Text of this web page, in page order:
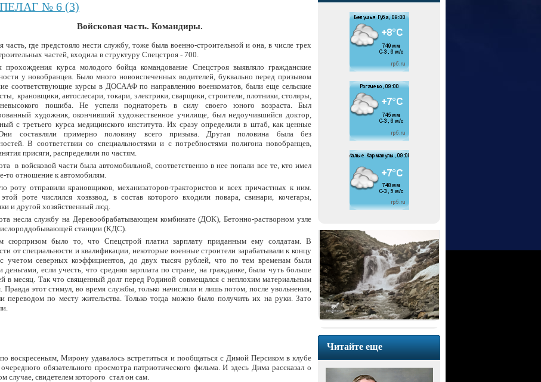
№ 6 (3)
Войсковая часть. Командиры.
часть, где предстояло нести службу, тоже была военно-строительной и она, в числе трех
частей, входила в структуру Спецстроя - 700.
прохождения курса молодого бойца командование Спецстроя выявляло гражданские
у новобранцев. Было много новоиспеченных водителей, буквально перед призывом
соответствующие курсы в ДОСААФ по направлению военкоматов, были еще сельские
крановщики, автослесари, токари, электрики, сварщики, строители, плотники, столяры,
пошиба. Не успели поднатореть в силу своего юного возраста. Был
художник, окончивший художественное училище, был недоучившийся доктор,
с третьего курса медицинского института. Их сразу определили в штаб, как ценные
составляли примерно половину всего призыва. Другая половина была без
В соответствии со специальностями и с потребностями полигона новобранцев,
присяги, распределили по частям.
в войсковой части была автомобильной, соответственно в нее попали все те, кто имел
то отношение к автомобилям.
роту отправили крановщиков, механизаторов-трактористов и всех причастных к ним.
роте числился хозвзвод, в состав которого входили повара, свинари, кочегары,
и другой хозяйственный люд.
несла службу на Деревообрабатывающем комбинате (ДОК), Бетонно-растворном узле
станции (КДС).
сюрпризом было то, что Спецстрой платил зарплату приданным ему солдатам. В
от специальности и квалификации, некоторые военные строители зарабатывали к концу
учетом северных коэффициентов, до двух тысяч рублей, что по тем временам были
деньгами, если учесть, что средняя зарплата по стране, на гражданке, была чуть больше
в месяц. Так что священный долг перед Родиной совмещался с неплохим материальным
Правда этот стимул, во время службы, только начисляли и лишь потом, после увольнения,
переводом по месту жительства. Только тогда можно было получить их на руки. Зато
воскресеньям, Мирону удавалось встретиться и пообщаться с Димой Персиком в клубе
обязательного просмотра патриотического фильма. И здесь Дима рассказал о
случае, свидетелем которого стал он сам.
Читайте еще